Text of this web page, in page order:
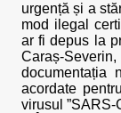
urgență și a
mod ilegal
ar fi depus la
Caraș-
documentația
acordate
virusul ”SARS-